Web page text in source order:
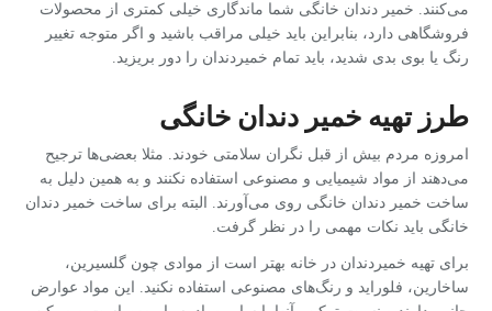
می‌کنند. خمیر دندان خانگی شما ماندگاری خیلی کمتری از محصولات
فروشگاهی دارد، بنابراین باید خیلی مراقب باشید و اگر متوجه تغییر
رنگ یا بوی بدی شدید، باید تمام خمیردندان را دور بریزید.
طرز تهیه خمیر دندان خانگی
امروزه مردم بیش از قبل نگران سلامتی خودند. مثلا بعضی‌ها ترجیح
می‌دهند از مواد شیمیایی و مصنوعی استفاده نکنند و به همین دلیل به
ساخت خمیر دندان خانگی روی می‌آورند. البته برای ساخت خمیر دندان
خانگی باید نکات مهمی را در نظر گرفت.
برای تهیه خمیردندان در خانه بهتر است از موادی چون گلسیرین،
ساخارین، فلوراید و رنگ‌های مصنوعی استفاده نکنید. این مواد عوارض